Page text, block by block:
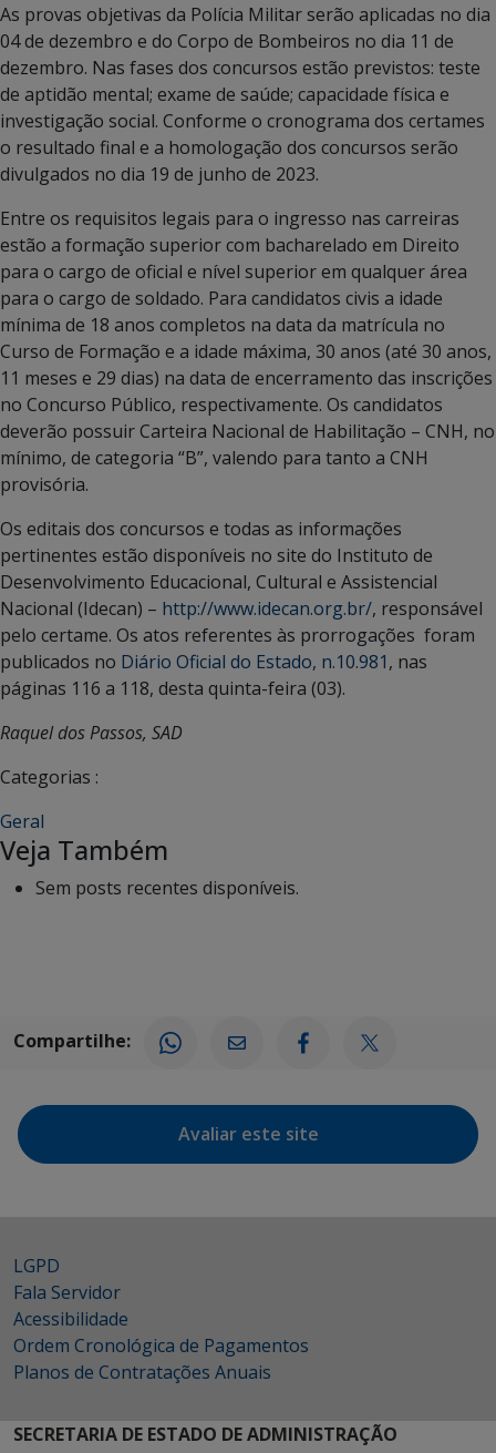
As provas objetivas da Polícia Militar serão aplicadas no dia
04 de dezembro e do Corpo de Bombeiros no dia 11 de
dezembro. Nas fases dos concursos estão previstos: teste
de aptidão mental; exame de saúde; capacidade física e
investigação social. Conforme o cronograma dos certames
o resultado final e a homologação dos concursos serão
divulgados no dia 19 de junho de 2023.
Entre os requisitos legais para o ingresso nas carreiras
estão a formação superior com bacharelado em Direito
para o cargo de oficial e nível superior em qualquer área
para o cargo de soldado. Para candidatos civis a idade
mínima de 18 anos completos na data da matrícula no
Curso de Formação e a idade máxima, 30 anos (até 30 anos,
11 meses e 29 dias) na data de encerramento das inscrições
no Concurso Público, respectivamente. Os candidatos
deverão possuir Carteira Nacional de Habilitação – CNH, no
mínimo, de categoria “B”, valendo para tanto a CNH
provisória.
Os editais dos concursos e todas as informações
pertinentes estão disponíveis no site do Instituto de
Desenvolvimento Educacional, Cultural e Assistencial
Nacional (Idecan) – http://www.idecan.org.br/, responsável
pelo certame. Os atos referentes às prorrogações foram
publicados no Diário Oficial do Estado, n.10.981, nas
páginas 116 a 118, desta quinta-feira (03).
Raquel dos Passos, SAD
Categorias :
Geral
Veja Também
Sem posts recentes disponíveis.
Compartilhe:
Avaliar este site
LGPD
Fala Servidor
Acessibilidade
Ordem Cronológica de Pagamentos
Planos de Contratações Anuais
SECRETARIA DE ESTADO DE ADMINISTRAÇÃO